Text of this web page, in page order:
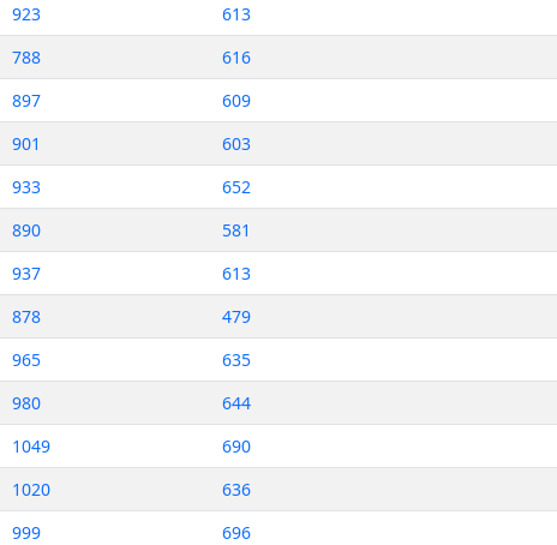
923 613
788 616
897 609
901 603
933 652
890 581
937 613
878 479
965 635
980 644
1049 690
1020 636
999 696